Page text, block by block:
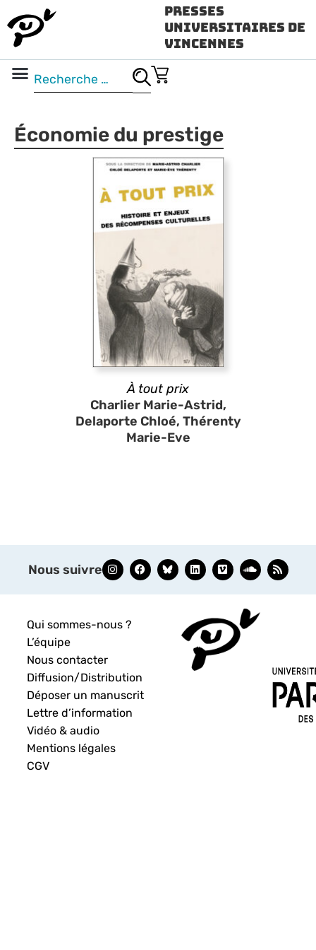
Presses
Universitaires de
Vincennes
Économie du prestige
À tout prix
Charlier Marie-Astrid,
Delaporte Chloé, Thérenty
Marie-Eve
Nous suivre
Qui sommes-nous ?
L’équipe
Nous contacter
Diffusion/Distribution
Déposer un manuscrit
Lettre d’information
Vidéo & audio
Mentions légales
CGV